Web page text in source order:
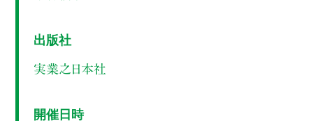
出版社
実業之日本社
開催日時